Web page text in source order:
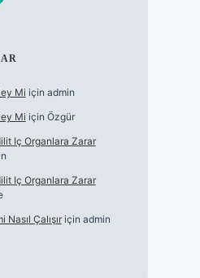
Mi için admin
Mi için Özgür
Iç Organlara Zarar
Iç Organlara Zarar
Nasıl Çalışıriçin admin